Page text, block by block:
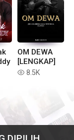
OM DEWA
[LENGKAP]
read 8.5K